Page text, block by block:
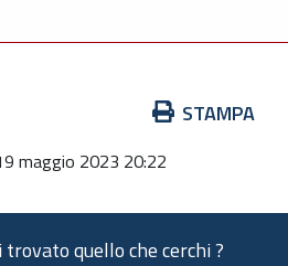
STAMPA
maggio 2023 20:22
trovato quello che cerchi ?